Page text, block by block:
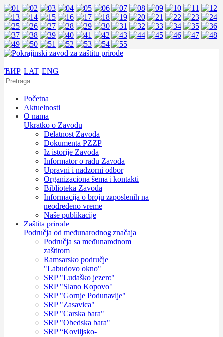
ЋИР LAT ENG
Početna
Aktuelnosti
O nama
Ukratko o Zavodu
Delatnost Zavoda
Dokumenta PZZP
Iz istorije Zavoda
Informator o radu Zavoda
Upravni i nadzorni odbor
Organizaciona šema i kontakti
Biblioteka Zavoda
Informacija o broju zaposlenih na
neodređeno vreme
Naše publikacije
Zaštita prirode
Područja od međunarodnog značaja
Područja sa međunarodnom
zaštitom
Ramsarsko područje
"Labudovo okno"
SRP "Ludaško jezero"
SRP "Slano Kopovo"
SRP "Gornje Podunavlje"
SRP "Zasavica"
SRP "Carska bara"
SRP "Obedska bara"
SRP “Koviljsko-